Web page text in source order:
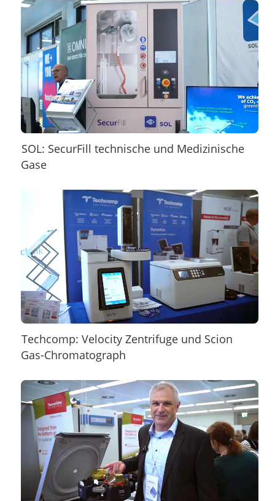
SOL: SecurFill technische und Medizinische
Gase
Techcomp: Velocity Zentrifuge und Scion
Gas-Chromatograph